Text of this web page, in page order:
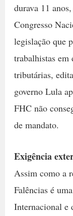
durava 11
Congresso
legislação que
trabalhistas em
tributárias,
governo Lula
FHC não
de mandato.
Exigência
Assim como a
Falências é
Internacional e